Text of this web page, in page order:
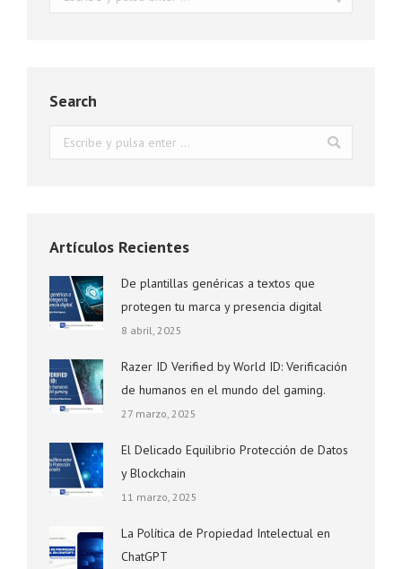
Search
Buscar:
Artículos Recientes
De plantillas genéricas a textos que
protegen tu marca y presencia digital
8 abril, 2025
Razer ID Verified by World ID: Verificación
de humanos en el mundo del gaming.
27 marzo, 2025
El Delicado Equilibrio Protección de Datos
y Blockchain
11 marzo, 2025
La Política de Propiedad Intelectual en
ChatGPT